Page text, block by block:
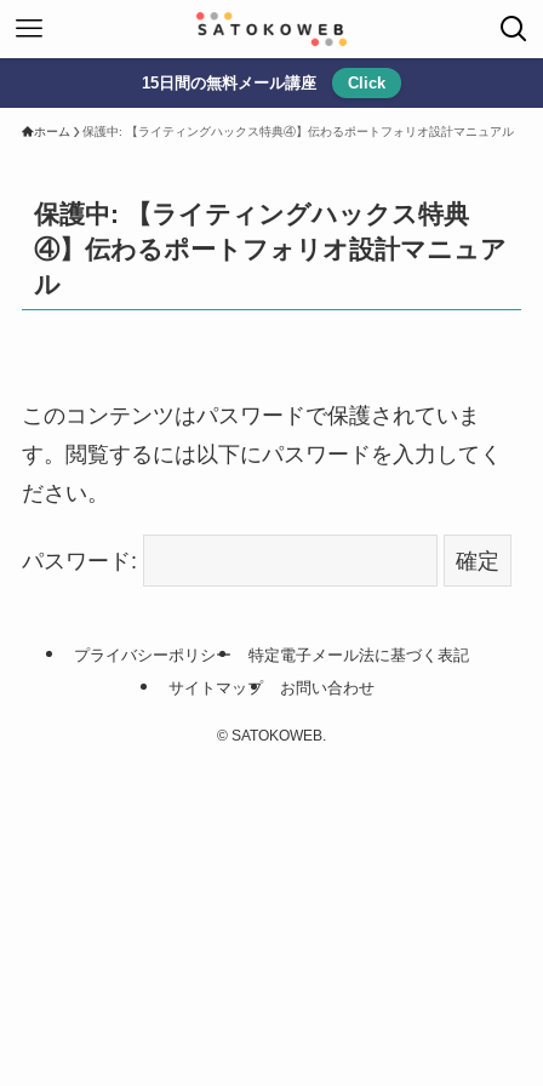
15日間の無料メール講座 Click
ホーム 保護中: 【ライティングハックス特典④】伝わるポートフォリオ設計マニュアル
保護中: 【ライティングハックス特典
④】伝わるポートフォリオ設計マニュア
ル
このコンテンツはパスワードで保護されていま
す。閲覧するには以下にパスワードを入力してく
ださい。
パスワード:
プライバシーポリシー
特定電子メール法に基づく表記
サイトマップ
お問い合わせ
© SATOKOWEB.